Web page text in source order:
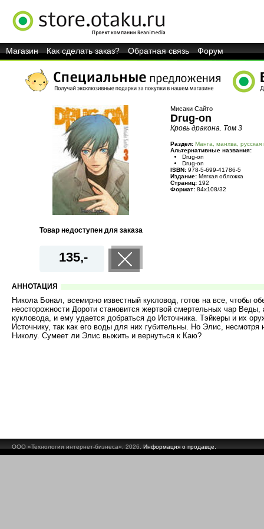
Магазин Как сделать заказ? Обратная связь Форум
Мисаки Сайто
Drug-on
Кровь дракона. Том 3
Раздел: Манга, манхва, русская
Альтернативные названия:
Drug-on
Drug-on
ISBN: 978-5-699-41786-5
Издание: Мягкая обложка
Страниц: 192
Формат: 84x108/32
Товар недоступен для заказа
135,-
АННОТАЦИЯ
Никола Бонал, всемирно известный кукловод, готов на все, чтобы
неосторожности Дороти становится жертвой смертельных чар Веды,
кукловода, и ему удается добраться до Источника. Тэйкеры и их
Источнику, так как его воды для них губительны. Но Элис,
Николу. Сумеет ли Элис выжить и вернуться к Каю?
ООО «Технологии интернет-бизнеса», 2026. Информация о продавце.